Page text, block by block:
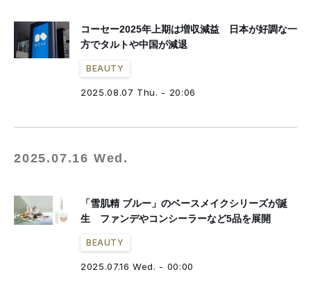
コーセー2025年上期は増収減益 日本が好調な一
方でタルトや中国が減退
BEAUTY
2025.08.07 Thu. - 20:06
2025.07.16 Wed.
「雪肌精 ブルー」のベースメイクシリーズが誕
生 ファンデやコンシーラーなど5品を展開
BEAUTY
2025.07.16 Wed. - 00:00